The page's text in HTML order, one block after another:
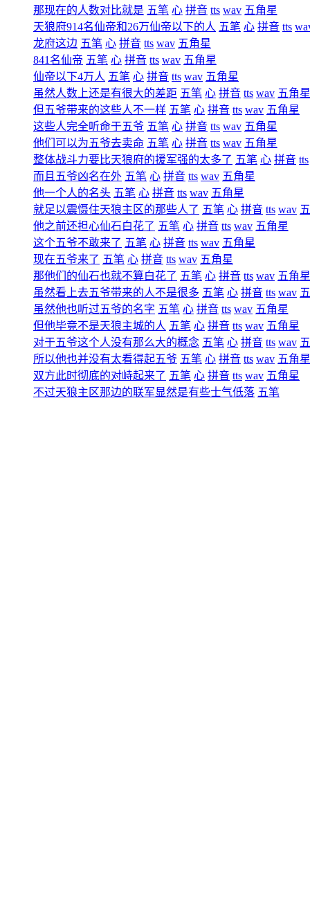
那现在的人数对比就是 五笔 心 拼音 tts wav 五角星
天狼府914名仙帝和26万仙帝以下的人 五笔 心 拼音 tts
龙府这边 五笔 心 拼音 tts wav 五角星
841名仙帝 五笔 心 拼音 tts wav 五角星
仙帝以下4万人 五笔 心 拼音 tts wav 五角星
虽然人数上还是有很大的差距 五笔 心 拼音 tts wav 五角星
但五爷带来的这些人不一样 五笔 心 拼音 tts wav 五角星
这些人完全听命于五爷 五笔 心 拼音 tts wav 五角星
他们可以为五爷去卖命 五笔 心 拼音 tts wav 五角星
整体战斗力要比天狼府的援军强的太多了 五笔 心 拼音 tts
而且五爷凶名在外 五笔 心 拼音 tts wav 五角星
他一个人的名头 五笔 心 拼音 tts wav 五角星
就足以震慑住天狼主区的那些人了 五笔 心 拼音 tts wav
他之前还担心仙石白花了 五笔 心 拼音 tts wav 五角星
这个五爷不敢来了 五笔 心 拼音 tts wav 五角星
现在五爷来了 五笔 心 拼音 tts wav 五角星
那他们的仙石也就不算白花了 五笔 心 拼音 tts wav 五角星
虽然看上去五爷带来的人不是很多 五笔 心 拼音 tts wav
虽然他也听过五爷的名字 五笔 心 拼音 tts wav 五角星
但他毕竟不是天狼主城的人 五笔 心 拼音 tts wav 五角星
对于五爷这个人没有那么大的概念 五笔 心 拼音 tts wav
所以他也并没有太看得起五爷 五笔 心 拼音 tts wav 五角星
双方此时彻底的对峙起来了 五笔 心 拼音 tts wav 五角星
不过天狼主区那边的联军显然是有些士气低落 五笔